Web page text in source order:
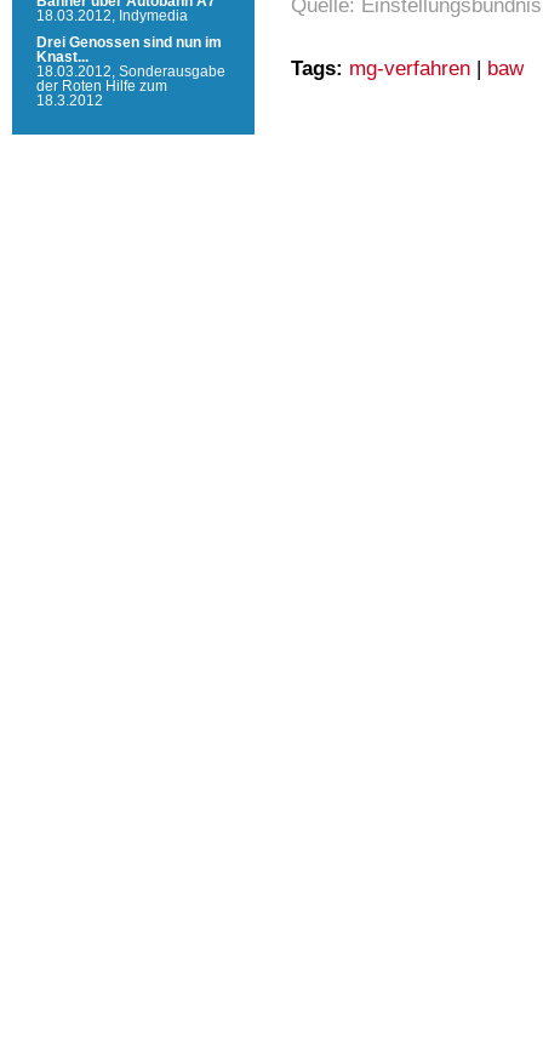
Quelle:
Tags: mg-verfahren | baw
18.03.2012,
Indymedia
Drei Genossen sind nun im
Knast...
18.03.2012, Sonderausgabe
der Roten Hilfe zum
18.3.2012